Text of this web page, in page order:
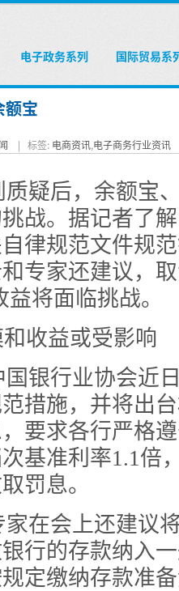
电子政务系列 国际贸易系
额宝
| 标签: 电商资讯,电子商务行业资讯
疑后，余额宝
战。据记者了
律规范文件规
专家还建议，
将面临挑战。
收益或受影响
行业协会近日
措施，并将出
要求各行严格
基准利率1.1倍
罚息。
会上还建议将
行的存款纳入
定缴纳存款准